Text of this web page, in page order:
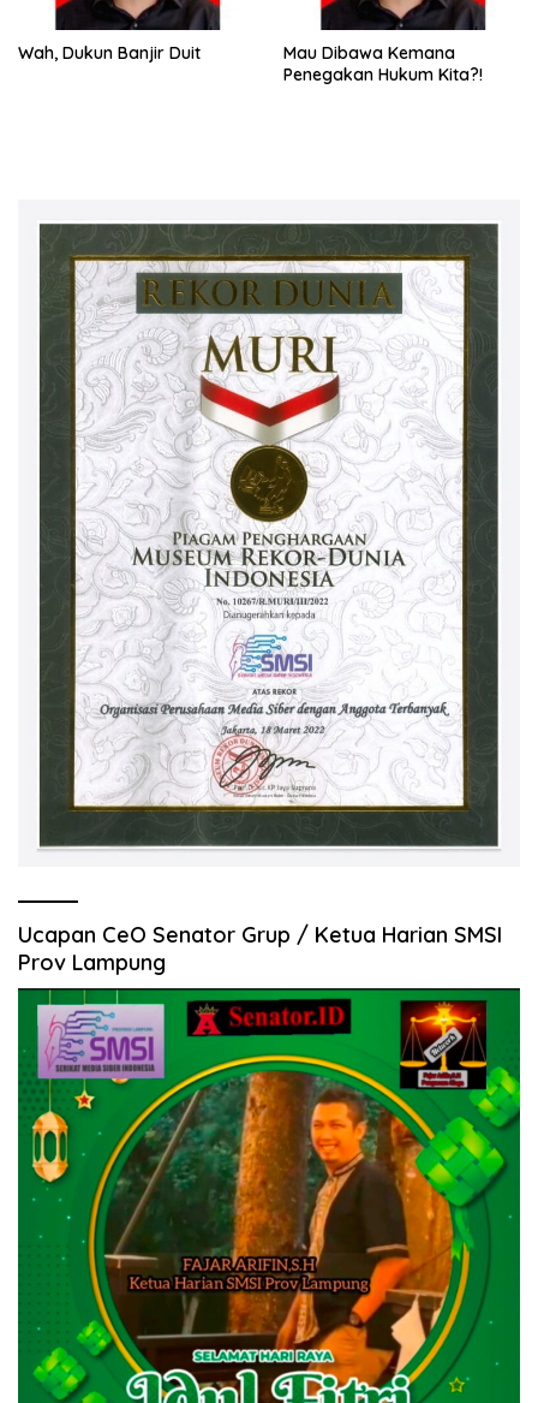
Wah, Dukun Banjir Duit
Mau Dibawa Kemana
Penegakan Hukum Kita?!
Ucapan CeO Senator Grup / Ketua Harian SMSI
Prov Lampung